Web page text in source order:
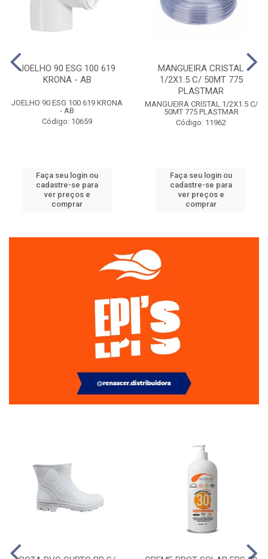
JOELHO 90 ESG 100 619
KRONA - AB
JOELHO 90 ESG 100 619 KRONA
- AB
Código: 10659
Faça seu login ou
cadastre-se para
ver preços e
comprar
MANGUEIRA CRISTAL
1/2X1.5 C/ 50MT 775
PLASTMAR
MANGUEIRA CRISTAL 1/2X1.5 C/
50MT 775 PLASTMAR
Código: 11962
Faça seu login ou
cadastre-se para
ver preços e
comprar